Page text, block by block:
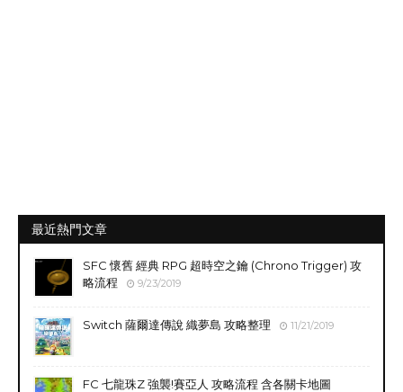
最近熱門文章
SFC 懷舊 經典 RPG 超時空之鑰 (Chrono Trigger) 攻
略流程
9/23/2019
Switch 薩爾達傳說 織夢島 攻略整理 11/21/2019
FC 七龍珠Z 強襲!賽亞人 攻略流程 含各關卡地圖